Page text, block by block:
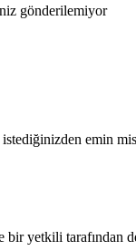
gönderilemiyor
emin
bir yetkili tarafından